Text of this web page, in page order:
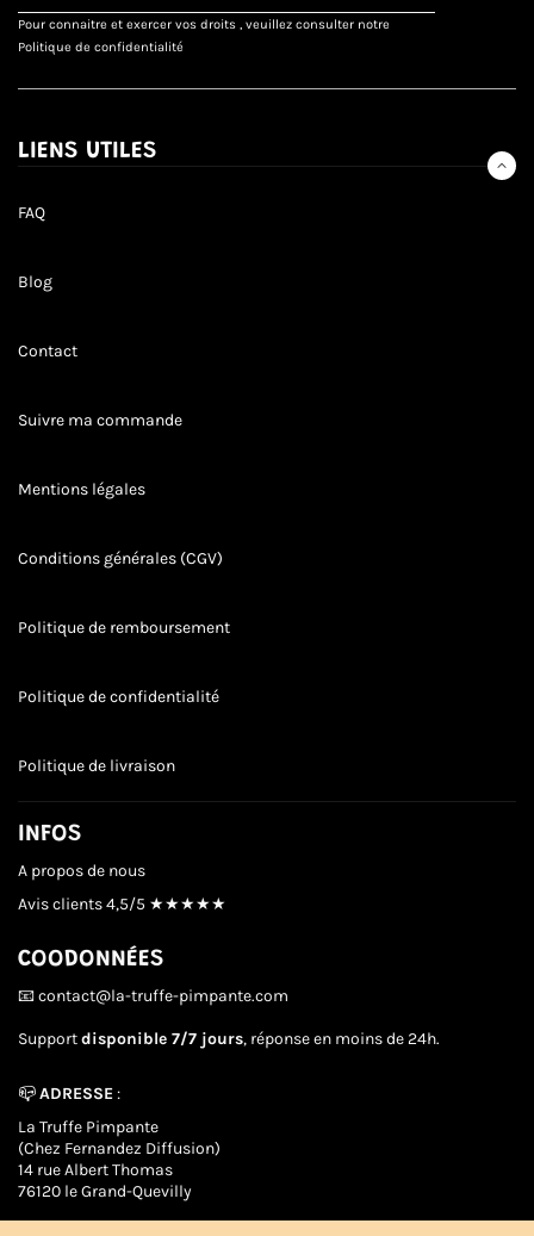
POUR
RECEVOIR
LES
OFFRES
ET
Pour connaitre et exercer vos droits , veuillez consulter notre
Politique de confidentialité
LIENS UTILES
FAQ
Blog
Contact
Suivre ma commande
Mentions légales
Conditions générales (CGV)
Politique de remboursement
Politique de confidentialité
Politique de livraison
INFOS
A propos de nous
Avis clients4,5/5 ★★★★★
COODONNÉES
📧 contact@la-truffe-pimpante.com
Supportdisponible 7/7 jours, réponse en moins de 24h.
📪ADRESSE:
La Truffe Pimpante
(Chez Fernandez Diffusion)
14 rue Albert Thomas
76120 le Grand-Quevilly